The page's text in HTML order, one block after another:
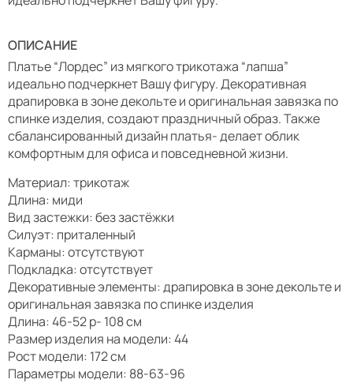
ОПИСАНИЕ
Платье “Лордес” из мягкого трикотажа “лапша”
идеально подчеркнет Вашу фигуру. Декоративная
драпировка в зоне декольте и оригинальная завязка по
спинке изделия, создают праздничный образ. Также
сбалансированный дизайн платья- делает облик
комфортным для офиса и повседневной жизни.
Материал: трикотаж
Длина: миди
Вид застежки: без застёжки
Силуэт: приталенный
Карманы: отсутствуют
Подкладка: отсутствует
Декоративные элементы: драпировка в зоне декольте и
оригинальная завязка по спинке изделия
Длина: 46-52 р- 108 см
Размер изделия на модели: 44
Рост модели: 172 см
Параметры модели: 88-63-96